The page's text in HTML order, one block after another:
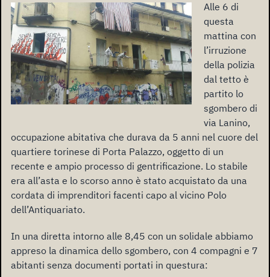
Alle 6 di
questa
mattina con
l’irruzione
della polizia
dal tetto è
partito lo
sgombero di
via Lanino,
occupazione abitativa che durava da 5 anni nel cuore del
quartiere torinese di Porta Palazzo, oggetto di un
recente e ampio processo di gentrificazione. Lo stabile
era all’asta e lo scorso anno è stato acquistato da una
cordata di imprenditori facenti capo al vicino Polo
dell’Antiquariato.
In una diretta intorno alle 8,45 con un solidale abbiamo
appreso la dinamica dello sgombero, con 4 compagni e 7
abitanti senza documenti portati in questura: